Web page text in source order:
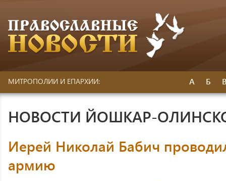
МИТРОПОЛИИ И ЕПАРХИИ: А Б
НОВОСТИ ЙОШКАР-
Иерей Николай Бабич
армию